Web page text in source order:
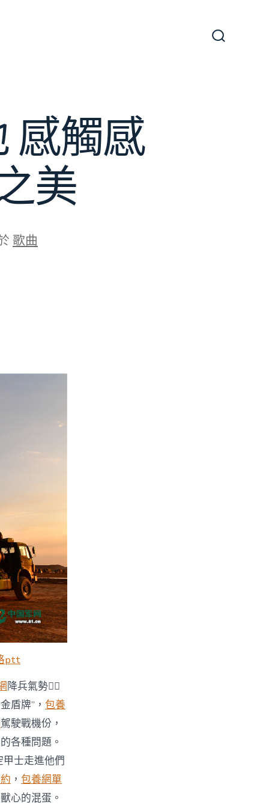
感觸感
美
歌曲
ptt
降兵氣勢
盾牌”， 包養
駕駛戰機份，
各種問題。
士走進他們
， 包養網單
心的混蛋。